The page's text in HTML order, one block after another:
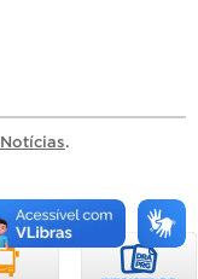
Notícias.